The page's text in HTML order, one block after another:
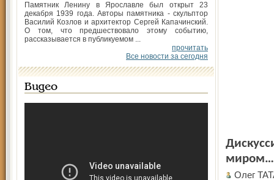
Памятник Ленину в Ярославле был открыт 23
декабря 1939 года. Авторы памятника - скульптор
Василий Козлов и архитектор Сергей Капачинский.
О том, что предшествовало этому событию,
рассказывается в публикуемом ...
прочитать
Все новости за сегодня
Видео
миром…
Олег